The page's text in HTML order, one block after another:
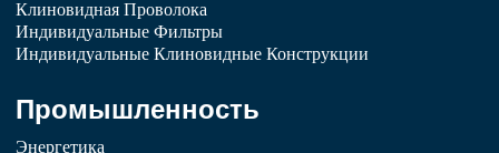
Клиновидная Проволока
Индивидуальные Фильтры
Индивидуальные Клиновидные Конструкции
Промышленность
Энергетика